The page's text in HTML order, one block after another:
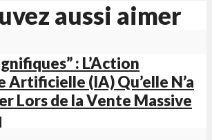
aussi aimer
: L’Action
Artificielle (IA) Qu’elle N’a
Lors de la Vente Massive